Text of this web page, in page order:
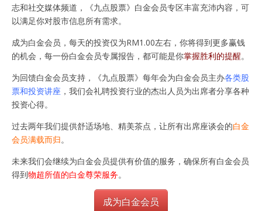
志和社交媒体频道，《九点股票》白金会员专区丰富充沛内容，可
以满足你对股市信息所有需求。
成为白金会员，每天的投资仅为RM1.00左右，你将得到更多赢钱
的机会，每一份白金会员专属报告，都可能是你掌握胜利的提醒。
为回馈白金会员支持，《九点股票》每年会为白金会员主办各类股
票和投资讲座 ，我们会礼聘投资行业的杰出人员为出席者分享各种
投资心得。
过去两年我们提供舒适场地、精美茶点，让所有出席座谈会的白金
会员满载而归。
未来我们会继续为白金会员提供有价值的服务，确保所有白金会员
得到物超所值的白金尊荣服务。
成为白金会员